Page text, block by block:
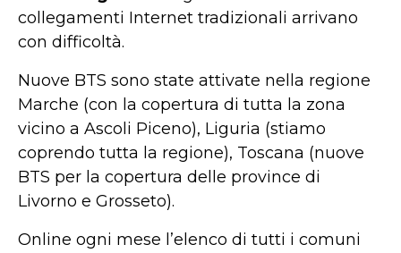
collegamenti Internet tradizionali arrivano
con difficoltà.
Nuove BTS sono state attivate nella regione
Marche (con la copertura di tutta la zona
vicino a Ascoli Piceno), Liguria (stiamo
coprendo tutta la regione), Toscana (nuove
BTS per la copertura delle province di
Livorno e Grosseto).
Online ogni mese l’elenco di tutti i comuni